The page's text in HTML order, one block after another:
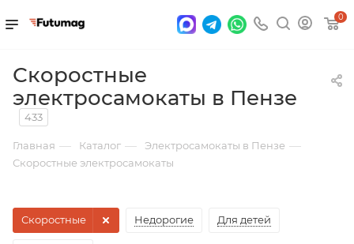
0
Скоростные
электросамокаты в Пензе
433
Главная — Каталог — Электросамокаты в Пензе —
Скоростные электросамокаты
Недорогие Для детей
Скоростные